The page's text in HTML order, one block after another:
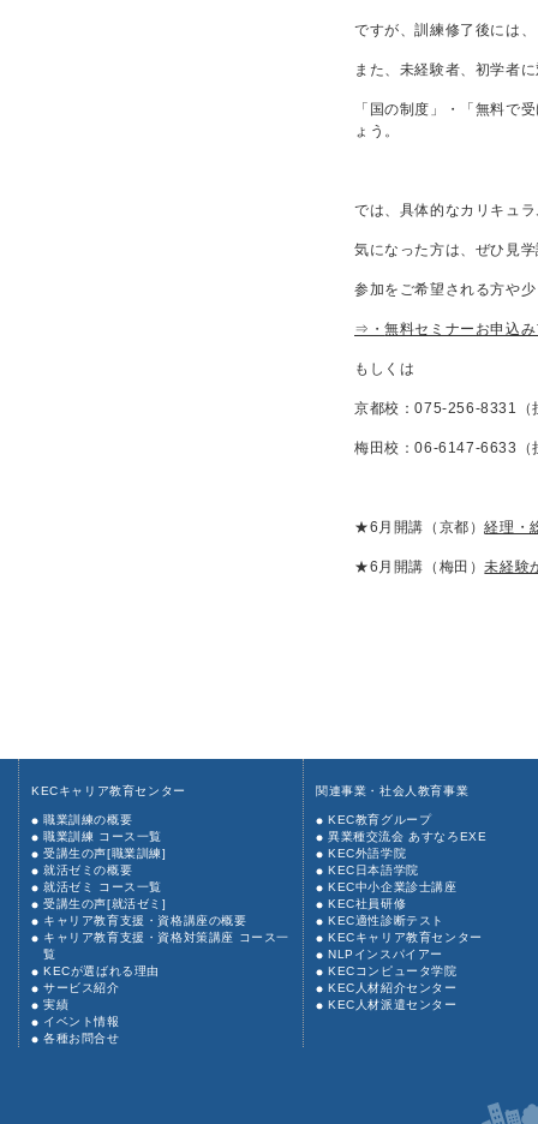
ですが、訓練修了後には
また、未経験者、初学者
「国の制度」・「無料で
ょう。
では、具体的なカリキュ
気になった方は、ぜひ見
参加をご希望される方や
⇒・無料セミナーお申込
もしくは
京都校：075-256-8331（
梅田校：06-6147-6633（
★6月開講（京都）経理・
★6月開講（梅田）未経験
KECキャリア教育センター
職業訓練の概要
職業訓練 コース一覧
受講生の声[職業訓練]
就活ゼミの概要
就活ゼミ コース一覧
受講生の声[就活ゼミ]
キャリア教育支援・資格講座の概要
キャリア教育支援・資格対策講座 コース一
覧
KECが選ばれる理由
サービス紹介
実績
イベント情報
各種お問合せ
関連事業・社会人教育事業
KEC教育グループ
異業種交流会 あすなろEXE
KEC外語学院
KEC日本語学院
KEC中小企業診士講座
KEC社員研修
KEC適性診断テスト
KECキャリア教育センター
NLPインスパイアー
KECコンピュータ学院
KEC人材紹介センター
KEC人材派遣センター